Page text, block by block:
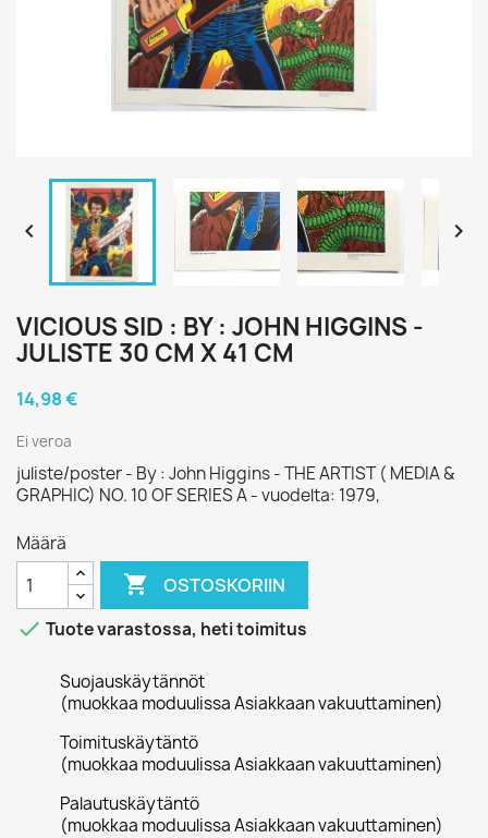
 
VICIOUS SID : BY : JOHN HIGGINS -
JULISTE 30 CM X 41 CM
14,98 €
Ei veroa
juliste/poster - By : John Higgins - THE ARTIST ( MEDIA &
GRAPHIC) NO. 10 OF SERIES A - vuodelta: 1979,
Määrä
 OSTOSKORIIN
 Tuote varastossa, heti toimitus
Suojauskäytännöt
(muokkaa moduulissa Asiakkaan vakuuttaminen)
Toimituskäytäntö
(muokkaa moduulissa Asiakkaan vakuuttaminen)
Palautuskäytäntö
(muokkaa moduulissa Asiakkaan vakuuttaminen)